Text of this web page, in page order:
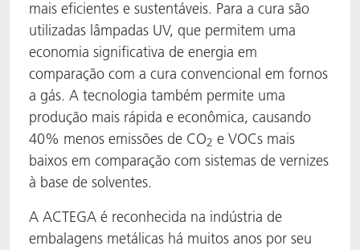
mais eficientes e sustentáveis. Para a cura são
utilizadas lâmpadas UV, que permitem uma
economia significativa de energia em
comparação com a cura convencional em fornos
a gás. A tecnologia também permite uma
produção mais rápida e econômica, causando
40% menos emissões de CO2 e VOCs mais
baixos em comparação com sistemas de vernizes
à base de solventes.
A ACTEGA é reconhecida na indústria de
embalagens metálicas há muitos anos por seu